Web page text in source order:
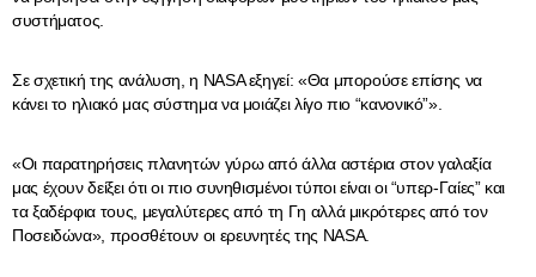
συστήματος.
Σε σχετική της ανάλυση, η NASA εξηγεί: «Θα μπορούσε επίσης να
κάνει το ηλιακό μας σύστημα να μοιάζει λίγο πιο “κανονικό”».
«Οι παρατηρήσεις πλανητών γύρω από άλλα αστέρια στον γαλαξία
μας έχουν δείξει ότι οι πιο συνηθισμένοι τύποι είναι οι “υπερ-Γαίες” και
τα ξαδέρφια τους, μεγαλύτερες από τη Γη αλλά μικρότερες από τον
Ποσειδώνα», προσθέτουν οι ερευνητές της NASA.